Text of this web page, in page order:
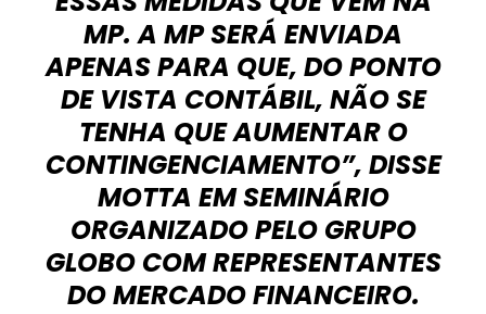
MP. A MP SERÁ ENVIADA
APENAS PARA QUE, DO PONTO
DE VISTA CONTÁBIL, NÃO SE
TENHA QUE AUMENTAR O
CONTINGENCIAMENTO”, DISSE
MOTTA EM SEMINÁRIO
ORGANIZADO PELO GRUPO
GLOBO COM REPRESENTANTES
DO MERCADO FINANCEIRO.